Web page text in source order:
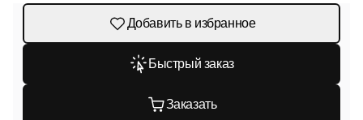
Добавить в избранное
Быстрый заказ
Заказать